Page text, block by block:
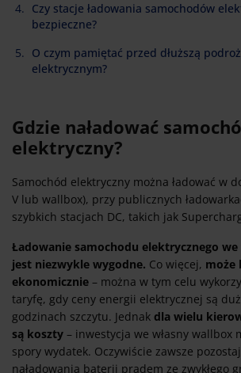
Czy stacje ładowania samochodów
bezpieczne?
O czym pamiętać przed dłuższą
elektrycznym?
Gdzie naładować
elektryczny?
Samochód elektryczny można ładować w
V lub wallbox), przy publicznych
szybkich stacjach DC, takich jak
Ładowanie samochodu elektrycznego we
jest niezwykle wygodne. Co więcej, może
ekonomicznie – można w tym celu
taryfę, gdy ceny energii elektrycznej są
godzinach szczytu. Jednak dla wielu
są koszty – inwestycja we własny wallbox
spory wydatek. Oczywiście zawsze
naładowania baterii prądem ze zwykłego